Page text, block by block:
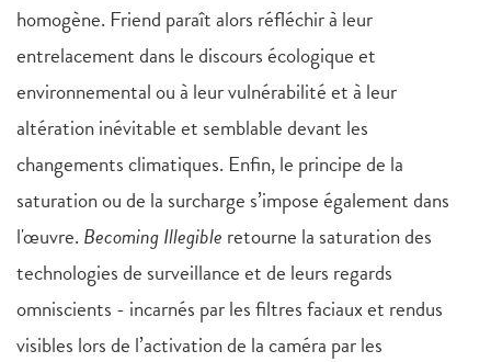
homogène. Friend paraît alors réfléchir à leur
entrelacement dans le discours écologique et
environnemental ou à leur vulnérabilité et à leur
altération inévitable et semblable devant les
changements climatiques. Enfin, le principe de la
saturation ou de la surcharge s’impose également dans
l'œuvre. Becoming Illegible retourne la saturation des
technologies de surveillance et de leurs regards
omniscients - incarnés par les filtres faciaux et rendus
visibles lors de l’activation de la caméra par les